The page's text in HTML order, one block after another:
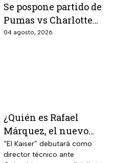
Se pospone partido de
Pumas vs Charlotte
FC en el inicio de la
04 agosto, 2026
¿Quién es Rafael
Márquez, el nuevo
entrenador de la
Selección Mexicana
“El Kaiser” debutará como
director técnico ante